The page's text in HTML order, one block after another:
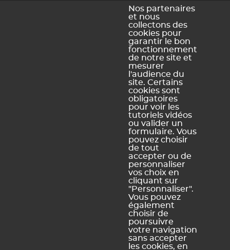
autorisez le logiciel à déplacer le cours sur un autre
créneau, mais pas à le dépositionner. Si vous verrouillez
un cours avec le cadenas rouge, vous interdisez le
déplacement du cours sur un autre créneau. Quelle que
soit la couleur du cadenas, l'emplacement des cours
restent modifiables si vous déplacez ceux-ci
Ce contenu vous a été utile ?
Pas vraiment
https://docs.index-education.com/docs_fr/fr-edt-
support-fiche-61-230-peut-on-empecher-la-modification-
d-un-cours.php
Vous ne trouvez pas de réponse à votre question ?
Nos partenaires
et nous
collectons des
cookies pour
garantir le bon
fonctionnement
de notre site et
mesurer
l'audience du
site. Certains
cookies sont
obligatoires
pour voir les
tutoriels vidéos
ou valider un
formulaire. Vous
pouvez choisir
de tout
accepter ou de
personnaliser
vos choix en
cliquant sur
"Personnaliser".
Vous pouvez
également
choisir de
poursuivre
votre navigation
sans accepter
les cookies, en